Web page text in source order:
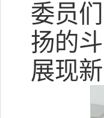
委员
扬的
展现